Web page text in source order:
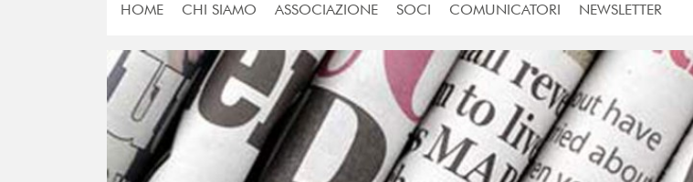
HOME CHI SIAMO ASSOCIAZIONE SOCI COMUNICATORI NEWSLETTER